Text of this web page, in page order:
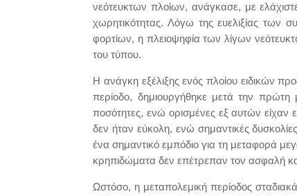
νεότευκτων πλοίων, ανάγκασε, με
χωρητικότητας. Λόγω της ευελιξίας
φορτίων, η πλειοψηφία των λίγων
του τύπου.
H ανάγκη εξέλιξης ενός πλοίου ειδικών
περίοδο, δημιουργήθηκε μετά την
ποσότητες, ενώ ορισμένες εξ αυτών
δεν ήταν εύκολη, ενώ σημαντικές
ένα σημαντικό εμπόδιο για τη μεταφορά
κρηπιδώματα δεν επέτρεπαν τον ασφαλή
Ωστόσο, η μεταπολεμική περίοδος